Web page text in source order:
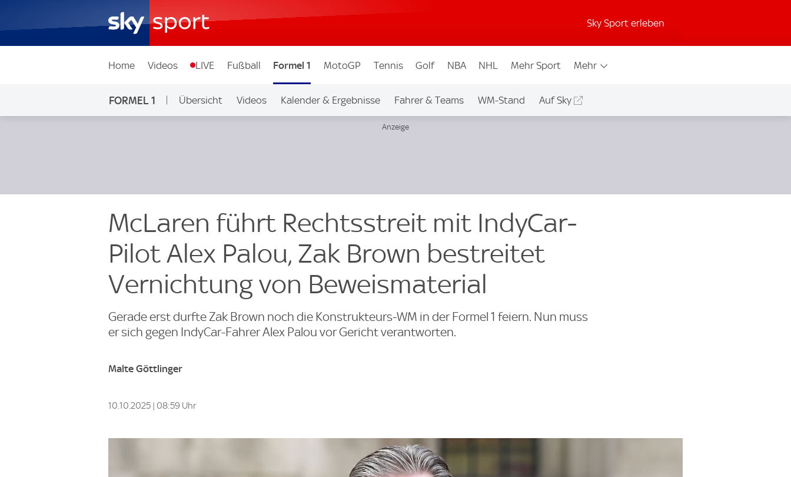
Sky Sport erleben
Home Videos LIVE Fußball Formel 1 MotoGP Tennis Golf NBA NHL Mehr Sport Mehr
FORMEL 1 Übersicht Videos Kalender & Ergebnisse Fahrer & Teams WM-Stand Auf Sky
McLaren führt Rechtsstreit mit IndyCar-
Pilot Alex Palou, Zak Brown bestreitet
Vernichtung von Beweismaterial
Gerade erst durfte Zak Brown noch die Konstrukteurs-WM in der Formel 1 feiern. Nun muss
er sich gegen IndyCar-Fahrer Alex Palou vor Gericht verantworten.
Malte Göttlinger
10.10.2025 | 08:59 Uhr